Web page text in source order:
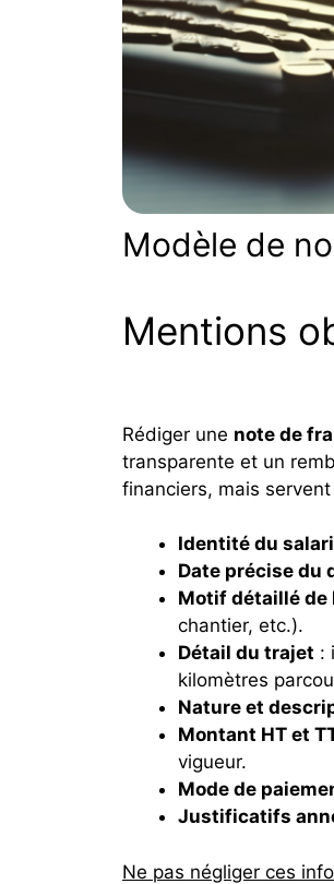
Modèle de
Mentions
Rédiger une note de
transparente et un
financiers, mais
Identité du
Date précise du
Motif détaillé de
chantier, etc.).
Détail du trajet :
kilomètres
Nature et
Montant HT et
vigueur.
Mode de
Justificatifs
Ne pas négliger ces